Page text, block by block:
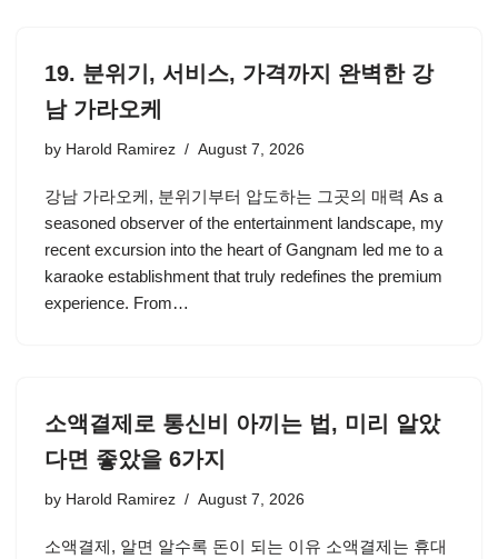
19. 분위기, 서비스, 가격까지 완벽한 강
남 가라오케
by Harold Ramirez August 7, 2026
강남 가라오케, 분위기부터 압도하는 그곳의 매력 As a
seasoned observer of the entertainment landscape, my
recent excursion into the heart of Gangnam led me to a
karaoke establishment that truly redefines the premium
experience. From…
소액결제로 통신비 아끼는 법, 미리 알았
다면 좋았을 6가지
by Harold Ramirez August 7, 2026
소액결제, 알면 알수록 돈이 되는 이유 소액결제는 휴대